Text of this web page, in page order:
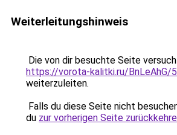
Weiterleitungshinweis
Die von dir besuchte Seite
https://vorota-kalitki.ru/BnLeAhG/
weiterzuleiten.
Falls du diese Seite nicht
du zur vorherigen Seite